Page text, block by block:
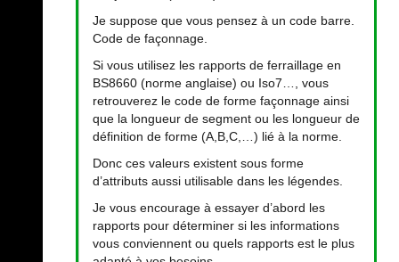
Je suppose que vous pensez à un code barre.
Code de façonnage.
Si vous utilisez les rapports de ferraillage en
BS8660 (norme anglaise) ou Iso7…, vous
retrouverez le code de forme façonnage ainsi
que la longueur de segment ou les longueur de
définition de forme (A,B,C,…) lié à la norme.
Donc ces valeurs existent sous forme
d’attributs aussi utilisable dans les légendes.
Je vous encourage à essayer d’abord les
rapports pour déterminer si les informations
vous conviennent ou quels rapports est le plus